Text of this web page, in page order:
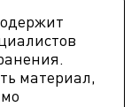
материал,